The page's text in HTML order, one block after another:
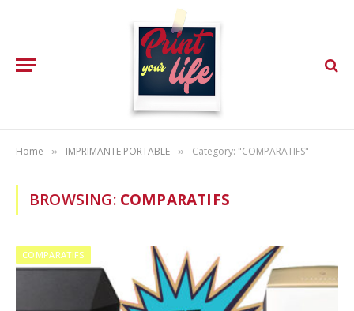
Home » IMPRIMANTE PORTABLE » Category: "COMPARATIFS"
BROWSING: COMPARATIFS
COMPARATIFS